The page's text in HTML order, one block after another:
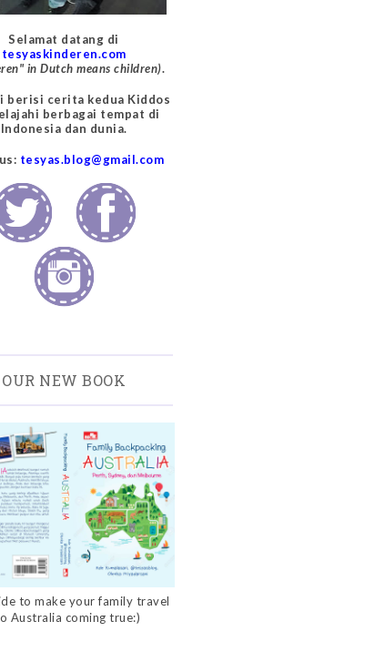
Selamat datang di
tesyaskinderen.com
in Dutch means children).
berisi cerita kedua Kiddos
berbagai tempat di
Indonesia dan dunia.
tesyas.blog@gmail.com
OUR NEW BOOK
to make your family travel
Australia coming true:)